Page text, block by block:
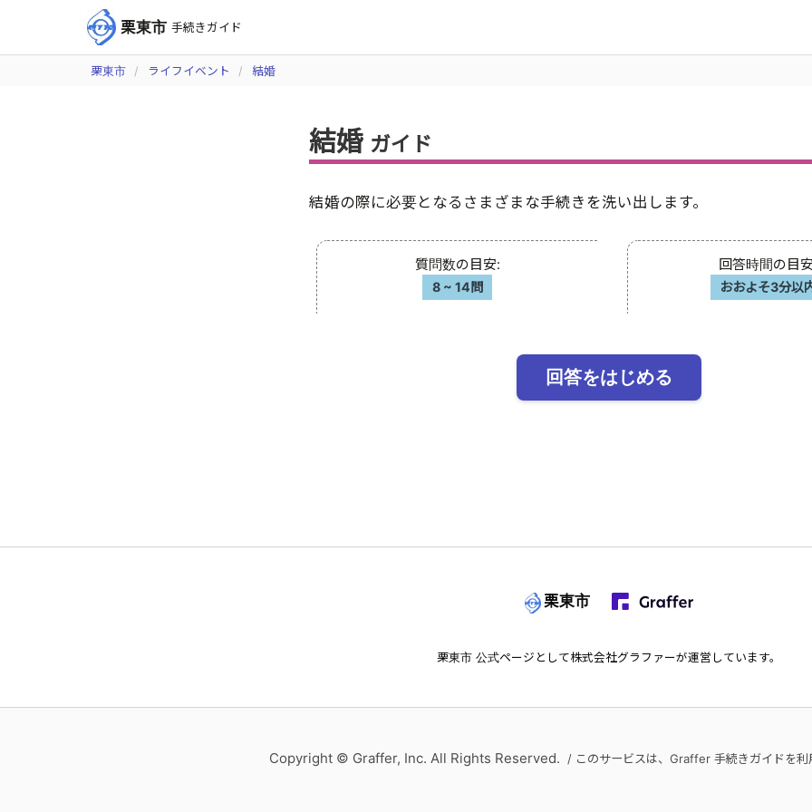
栗東市 手続きガイド
栗東市 ライフイベント 結婚
結婚 ガイド
結婚の際に必要となるさまざまな手続きを洗い出します。
質問数の目安:
8~ 14問
回答時間の目
おおよそ3分以
回答をはじめる
栗東市
栗東市 公式ページとして株式会社グラファーが運営しています。
Copyright © Graffer, Inc. All Rights Reserved. / このサービスは、Graffer 手続きガイドを利